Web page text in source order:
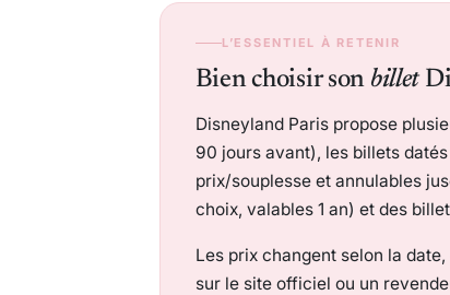
L’ESSENTIEL À RETENIR
Bien choisir son billet
Disneyland Paris propose
90 jours avant), les billets
prix/souplesse et annulables
choix, valables 1 an) et des
Les prix changent selon la
sur le site officiel ou un